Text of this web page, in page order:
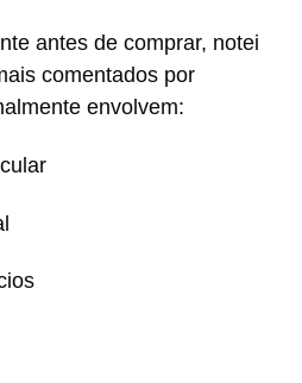
antes de comprar, notei
comentados por
envolvem: